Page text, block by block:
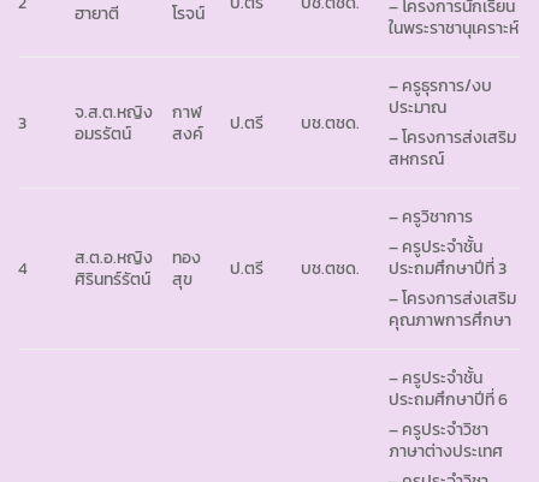
ฮายาตี
โรจน์
– โครงการนักเรียน
ในพระราชานุเคราะห์
3
จ.ส.ต.หญิง
อมรรัตน์
กาฬ
สงค์
ป.ตรี บช.ตชด.
– ครูธุรการ/งบ
ประมาณ
– โครงการส่งเสริม
สหกรณ์
4
ส.ต.อ.หญิง
ศิรินทร์รัตน์
ทอง
สุข
ป.ตรี บช.ตชด.
– ครูวิชาการ
– ครูประจำชั้น
ประถมศึกษาปีที่ 3
– โครงการส่งเสริม
คุณภาพการศึกษา
– ครูประจำชั้น
ประถมศึกษาปีที่ 6
– ครูประจำวิชา
ภาษาต่างประเทศ